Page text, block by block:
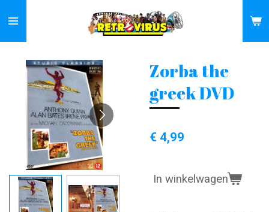
direct
naar
hoofdinhoud
Zorba the
greek DVD
€ 4,99
In winkelwagen